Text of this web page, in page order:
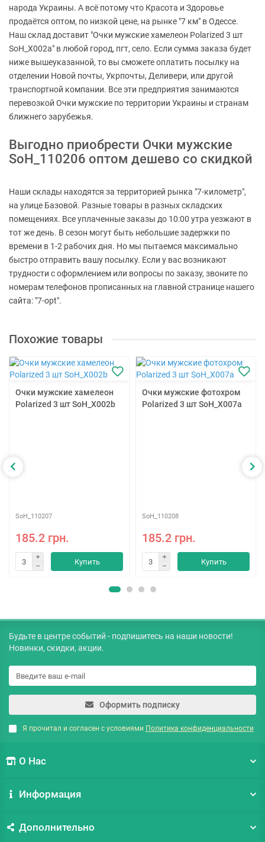
народа Украины. А всё потому что Красота и Здоровье
продаётся оптом, по низкой цене, на рынке "7 км" в Одессе.
Наш склад доставит "Очки мужские хамелеон Polarized 3 шт
SoH_X002a" в любой город, пгт, село. Если сумма заказа будет
ниже вышеуказанной, то вы сможете оплатить посылку на
отделении Новой почты, Укрпочты, Деливери, или другой
транспортной компании. Все эти предприятия занимаются
перевозкой Очки мужские по территории Украины и странам
ближнего зарубежья.
Выгодно приобрести Очки мужские
SoH_110206 оптом дешево со скидкой
Наши склады находятся за территорией рынка "7-километр",
на улице Базовой. Разные товары в разных складских
помещениях. Все уплаченные заказы до 10:00 утра уезжают в
тот же день. В сезон могут быть небольшие задержки по
времени в 1-2 рабочих дня. Но мы пытаемся максимально
быстро отправить вашу посылку. Если у вас возникают
трудности с оформлением или вопросы по заказу, звоните по
номерам телефонов прописанных на главной странице нашего
сайта: "7-opt".
Похожие товары
Очки мужские хамелеон
Polarized 3 шт SoH_X002b
SoH_110207
185.2 грн.
Купить
Очки мужские фотохром
Polarized 3 шт SoH_X007a
SoH_110208
185.2 грн.
Купить
Будьте в центре событий - подпишитесь на наши новости!
Новинки, скидки, акции.
Оформить подписку
Я прочитал и согласен с условиями Политика конфиденциальности
О Нас
Информация
Дополнительно